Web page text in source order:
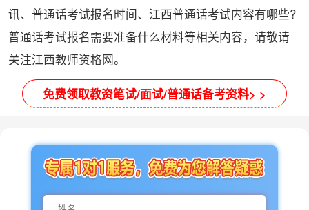
讯、普通话考试报名时间、江西普通话考试内容有哪些?
普通话考试报名需要准备什么材料等相关内容，请敬请
关注江西教师资格网。
免费领取教资笔试/面试/普通话备考资料> >